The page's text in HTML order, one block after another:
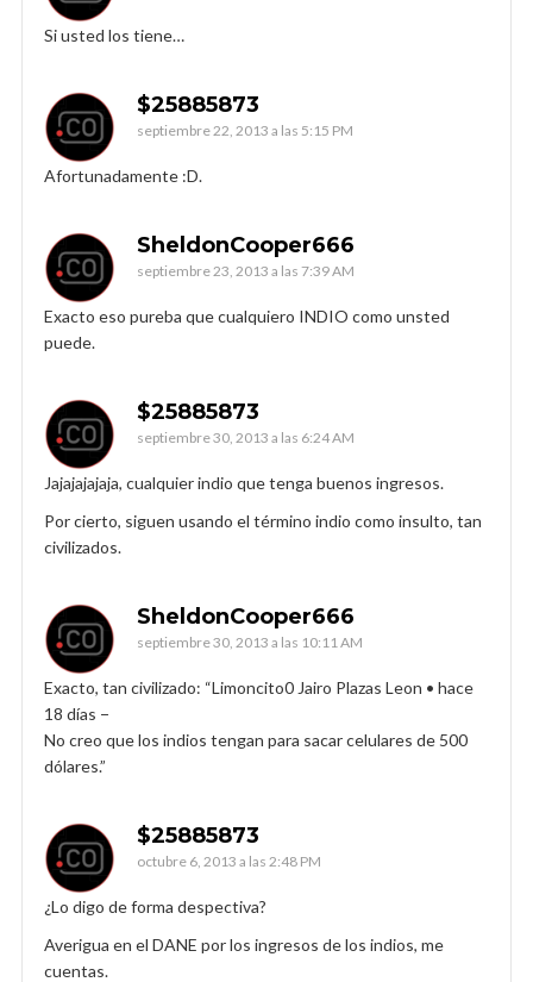
Si usted los tiene…
$25885873
septiembre 22, 2013 a las 5:15 PM
Afortunadamente :D.
SheldonCooper666
septiembre 23, 2013 a las 7:39 AM
Exacto eso pureba que cualquiero INDIO como unsted
puede.
$25885873
septiembre 30, 2013 a las 6:24 AM
Jajajajajaja, cualquier indio que tenga buenos ingresos.
Por cierto, siguen usando el término indio como insulto, tan
civilizados.
SheldonCooper666
septiembre 30, 2013 a las 10:11 AM
Exacto, tan civilizado: “Limoncito0 Jairo Plazas Leon • hace
18 días −
No creo que los indios tengan para sacar celulares de 500
dólares.”
$25885873
octubre 6, 2013 a las 2:48 PM
¿Lo digo de forma despectiva?
Averigua en el DANE por los ingresos de los indios, me
cuentas.